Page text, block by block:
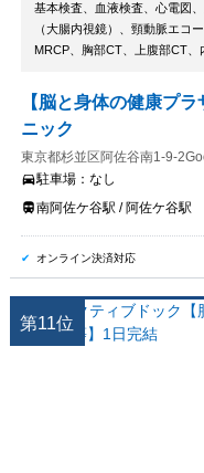
基本検査、血液検査、心電図
（大腸内視鏡）、頸動脈エコ
MRCP、胸部CT、上腹部CT
【脳と身体の健康プ
ニック
東京都杉並区阿佐谷南1-9-
駐車場： なし
南阿佐ケ谷駅 / 阿佐ケ谷駅
オンライン決済対応
第11位